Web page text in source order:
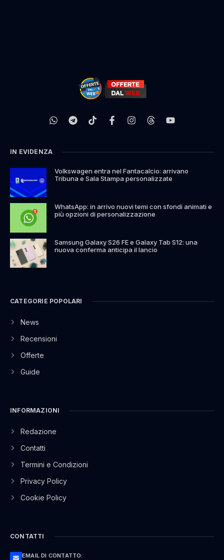
IN EVIDENZA
Volkswagen entra nel Fantacalcio: arrivano
Tribuna e Sala Stampa personalizzate
WhatsApp: in arrivo nuovi temi con sfondi animati e
più opzioni di personalizzazione
Samsung Galaxy S26 FE e Galaxy Tab S12: una
nuova conferma anticipa il lancio
CATEGORIE POPOLARI
News
Recensioni
Offerte
Guide
INFORMAZIONI
Redazione
Contatti
Termini e Condizioni
Privacy Policy
Cookie Policy
CONTATTI
EMAIL DI CONTATTO: